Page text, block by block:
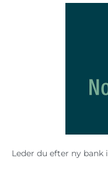
Leder du efter ny bank